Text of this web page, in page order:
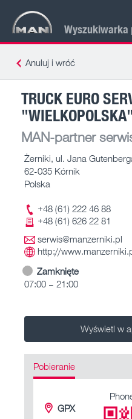
Anuluj i wróć
TRUCK EURO
MAN-partner
Żerniki, ul. Jana
62-035 Kórnik
Polska
+48 (61) 222 46 88
+48 (61) 626 22 81
serwis@manzerniki.pl
http://
Zamknięte
07:00 – 21:00
Wyświetl w
Pobieranie
GPX